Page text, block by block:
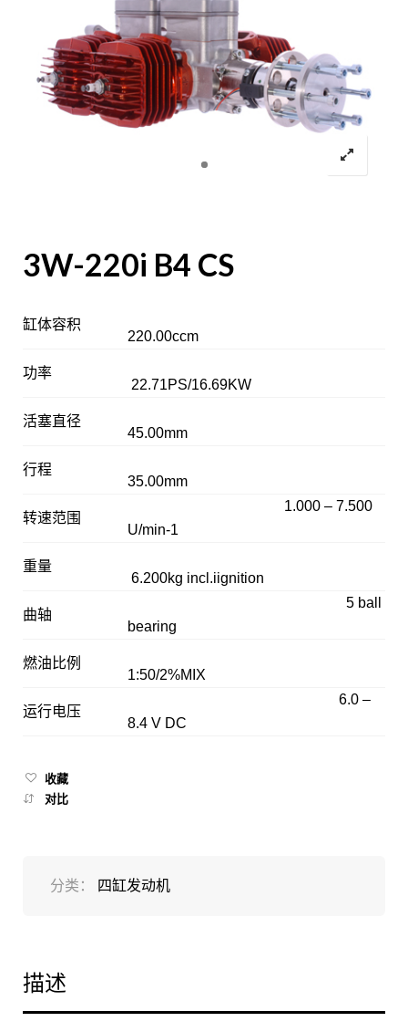
3W-220i B4 CS
缸体容积
220.00ccm
功率
22.71PS/16.69KW
活塞直径
45.00mm
行程
35.00mm
转速范围
1.000 – 7.500
U/min-1
重量
6.200kg incl.iignition
曲轴
5 ball
bearing
燃油比例
1:50/2%MIX
运行电压
6.0 –
8.4 V DC
收藏
对比
分类： 四缸发动机
描述